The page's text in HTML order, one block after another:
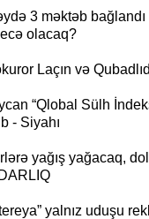
3 məktəb
olacaq?
Laçın və
“Qlobal Sülh
- Siyahı
yağış yağacaq,
yalnız uduşu